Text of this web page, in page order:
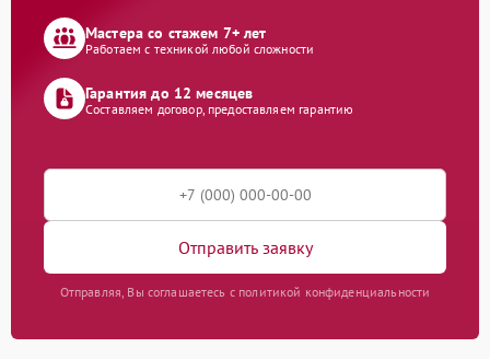
Мастера со стажем 7+ лет
Работаем с техникой любой сложности
Гарантия до 12 месяцев
Составляем договор, предоставляем гарантию
Отправить заявку
Отправляя, Вы соглашаетесь с политикой конфиденциальности